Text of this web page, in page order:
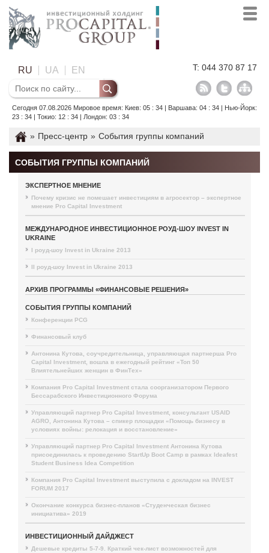
RU UA EN T: 044 370 87 17
Сегодня 07.08.2026 Мировое время: Киев: 05 : 34 | Варшава: 04 : 34 | Нью-Йорк:
23 : 34 | Токио: 12 : 34 | Лондон: 03 : 34
» Пресс-центр » События группы компаний
СОБЫТИЯ ГРУППЫ КОМПАНИЙ
ЭКСПЕРТНОЕ МНЕНИЕ
Почему кризис не помешает инвестициям в агросектор – экспертное
мнение Pro Capital Investment
МЕЖДУНАРОДНОЕ ИНВЕСТИЦИОННОЕ РОУД-ШОУ INVEST IN
UKRAINE
I роуд-шоу Invest in Ukraine 2013
II роуд-шоу Invest in Ukraine 2013
АРХИВ ПРОГРАММЫ «ФИНАНСОВЫЕ РЕШЕНИЯ»
СОБЫТИЯ ГРУППЫ КОМПАНИЙ
Конференции PCG
Финансовый клуб
Антонина Кутова, соучредительница, управляющая партнерша Pro
Capital Investment, вошла в ежегодный рейтинг «Топ 50
Влиятельнейших женщин в ФинТех»
Компания Pro Capital Investment стала соорганизатором Первого
Бессарабского Инвестиционного Форума
Управляющий партнер Pro Capital Investment, консультант USAID
AGRO, Антонина Кутова – спикер площадки «Помощь бизнесу в
условиях войны: релокация и восстановление»
Управляющий партнер Pro Capital Investment Антонина Кутова
присоединилась к проведению StartUp Boot Camp в рамках Ideafest
Student Business Idea Competition
Компания Pro Capital Investment выступила с докладом на INVEST
FORUM 2017
Окончание конкурса бизнес-планов «Студенческая бизнес
инициатива» 2019
ИНВЕСТИЦИОННЫЙ ДАЙДЖЕСТ
Дешевые кредиты 5-7-9. Краткий чек-лист возможностей для